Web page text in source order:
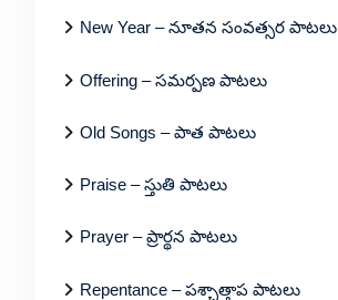
New Year – నూతన సంవత్సర పాటలు
Offering – సమర్పణ పాటలు
Old Songs – పాత పాటలు
Praise – స్తుతి పాటలు
Prayer – ప్రార్థన పాటలు
Repentance – పశ్చాత్తాప పాటలు